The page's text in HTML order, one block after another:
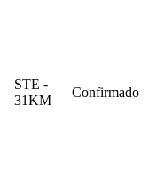
STE -
31KM
Confirmado